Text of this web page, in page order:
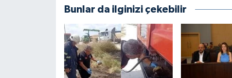
Bunlar da ilginizi çekebilir